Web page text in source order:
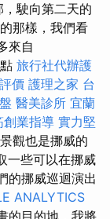
駛向第二天的
那樣，我們看
來自
旅行社代辦護
價 護理之家 台
醫美診所 宜蘭
創業指導 實力堅
觀也是挪威的
一些可以在挪威
的挪威巡迴演出
ANALYTICS
的目的地，我將